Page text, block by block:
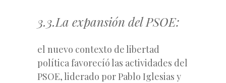
3.3.La expansión del PSOE:
el nuevo contexto de libertad
política favorecíó las actividades del
PSOE, liderado porPablo Iglesias y